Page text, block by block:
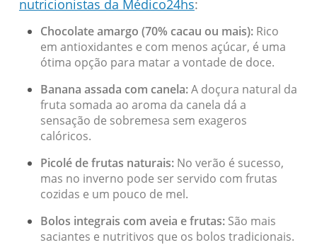
nutricionistas da Médico24hs:
Chocolate amargo (70% cacau ou mais):Rico
em antioxidantes e com menos açúcar, é uma
ótima opção para matar a vontade de doce.
Banana assada com canela:A doçura natural da
fruta somada ao aroma da canela dá a
sensação de sobremesa sem exageros
calóricos.
Picolé de frutas naturais:No verão é sucesso,
mas no inverno pode ser servido com frutas
cozidas e um pouco de mel.
Bolos integrais com aveia e frutas:São mais
saciantes e nutritivos que os bolos tradicionais.